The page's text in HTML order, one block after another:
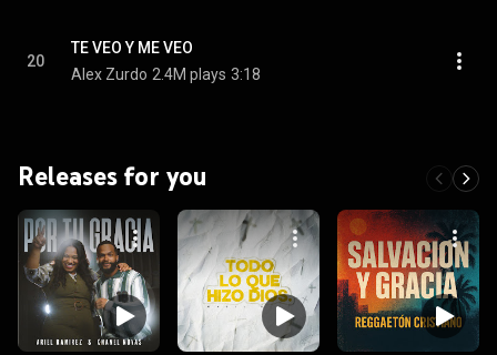
20
TE VEO Y ME VEO
Alex Zurdo 2.4M plays 3:18
Releases for you